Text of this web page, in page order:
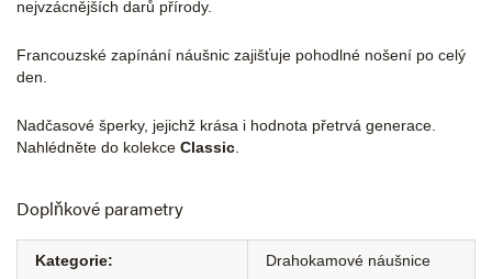
nejvzácnějších darů přírody.
Francouzské zapínání náušnic zajišťuje pohodlné nošení po celý
den.
Nadčasové šperky, jejichž krása i hodnota přetrvá generace.
Nahlédněte do kolekce Classic
Doplňkové parametry
Kategorie: Drahokamové náušnice